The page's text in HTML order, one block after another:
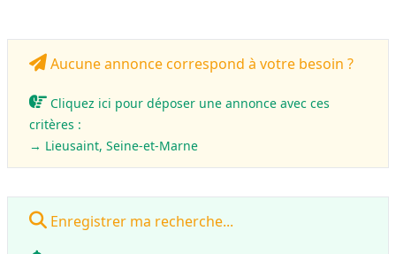
Aucune annonce correspond à votre besoin ?
Cliquez ici pour déposer une annonce avec ces
critères :
→ Lieusaint, Seine-et-Marne
Enregistrer ma recherche...